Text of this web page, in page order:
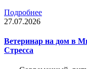
Подробнее
27.07.2026
Ветеринар на дом в
Стресса